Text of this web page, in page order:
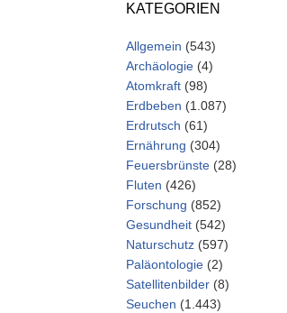
KATEGORIEN
Allgemein (543)
Archäologie (4)
Atomkraft (98)
Erdbeben (1.087)
Erdrutsch (61)
Ernährung (304)
Feuersbrünste (28)
Fluten (426)
Forschung (852)
Gesundheit (542)
Naturschutz (597)
Paläontologie (2)
Satellitenbilder (8)
Seuchen (1.443)